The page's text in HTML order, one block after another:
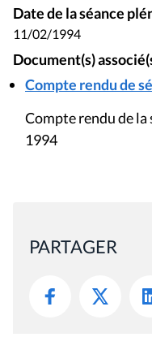
Date de la séance
11/02/1994
Document(s)
Compte rendu de
Compte rendu de
1994
PARTAGER